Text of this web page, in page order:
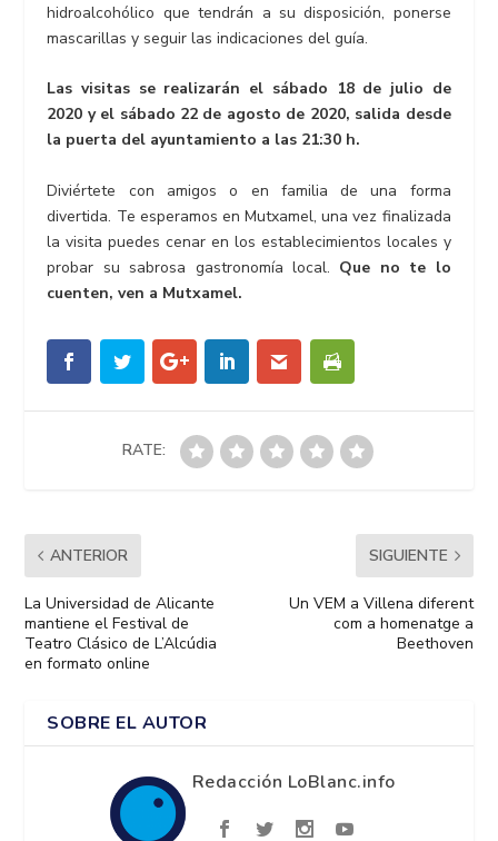
hidroalcohólico que tendrán a su disposición, ponerse
mascarillas y seguir las indicaciones del guía.
Las visitas se realizarán el sábado 18 de julio de
2020 y el sábado 22 de agosto de 2020, salida desde
la puerta del ayuntamiento a las 21:30 h.
Diviértete con amigos o en familia de una forma
divertida. Te esperamos en Mutxamel, una vez finalizada
la visita puedes cenar en los establecimientos locales y
probar su sabrosa gastronomía local. Que no te lo
cuenten, ven a Mutxamel.
RATE:
ANTERIOR
La Universidad de Alicante
mantiene el Festival de
Teatro Clásico de L’Alcúdia
en formato online
SIGUIENTE
Un VEM a Villena diferent
com a homenatge a
Beethoven
SOBRE EL AUTOR
Redacción LoBlanc.info